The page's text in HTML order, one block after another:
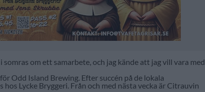
om ett samarbete, och jag kände att jag vill vara med
Odd Island Brewing. Efter succén på de lokala
Lycke Bryggeri. Från och med nästa vecka är Citrauvin